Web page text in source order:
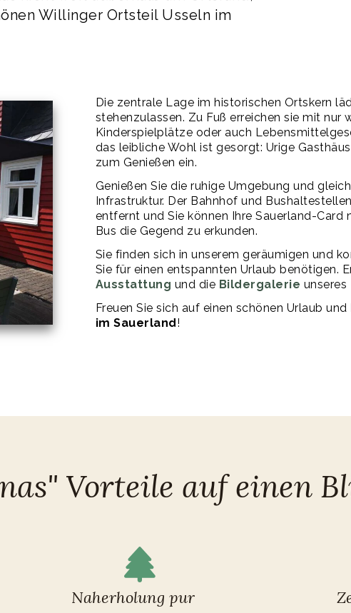
Willinger Ortsteil Usseln im
Die zentrale Lage im historischen Ortskern
stehenzulassen. Zu Fuß erreichen sie mit nur
Kinderspielplätze oder auch
das leibliche Wohl ist gesorgt: Urige
zum Genießen ein.
Genießen Sie die ruhige Umgebung und
Infrastruktur. Der Bahnhof und
entfernt und Sie können Ihre Sauerland-
Bus die Gegend zu erkunden.
Sie finden sich in unserem geräumigen und
Sie für einen entspannten Urlaub benötigen.
Ausstattung und die Bildergalerie unseres
Freuen Sie sich auf einen schönen Urlaub und
im Sauerland!
Vorteile auf einen
Naherholung pur